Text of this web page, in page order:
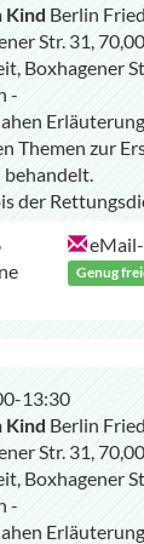
Kind Berlin
Str. 31,
Boxhagener
-
Themen zur
behandelt.
der
Genug
13:30
Kind Berlin
Str. 31,
Boxhagener
-